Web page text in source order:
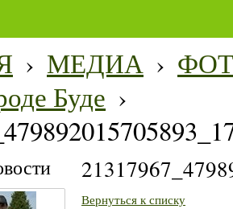
› МЕДИА ›
Буде ›
Вернуться к списку